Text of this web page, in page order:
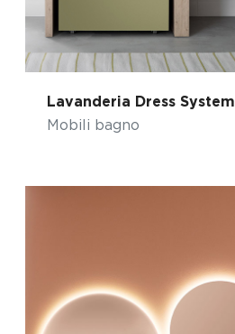
Lavanderia Dress System
Mobili bagno